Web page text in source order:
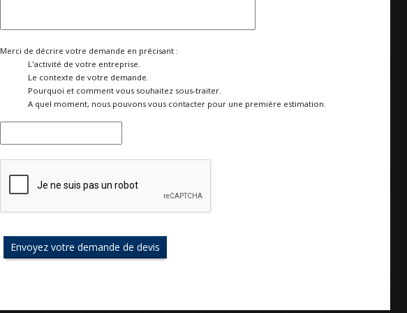
Merci de décrire votre demande en précisant :
L'activité de votre entreprise.
Le contexte de votre demande.
Pourquoi et comment vous souhaitez sous-traiter.
A quel moment, nous pouvons vous contacter pour une première estimation.